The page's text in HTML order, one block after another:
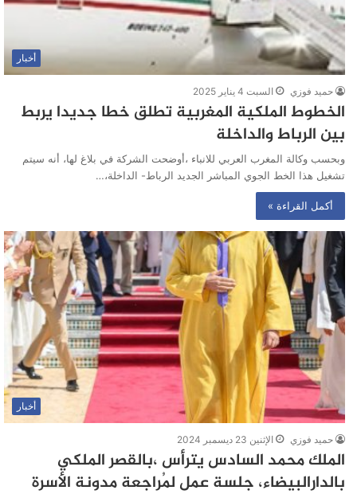
أخبار
حميد فوزي السبت 4 يناير 2025
الخطوط الملكية المغربية تطلق خطا جديدا يربط
بين الرباط والداخلة
وبحسب وكالة المغرب العربي للانباء ،أوضحت الشركة في بلاغ لها، أنه سيتم
تشغيل هذا الخط الجوي المباشر الجديد الرباط- الداخلة،…
أكمل القراءة »
أخبار
حميد فوزي الإثنين 23 ديسمبر 2024
الملك محمد السادس يترأس ،بالقصر الملكي
بالدارالبيضاء، جلسة عمل لمُراجعة مدونة الأسرة